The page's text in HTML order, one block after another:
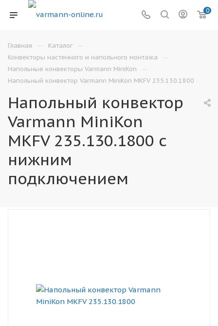
0
Главная — Каталог —
Конвекторы настенного и напольного монтажа —
Напольные конвекторы Varmann MiniKon —
Напольный конвектор Varmann MiniKon MKFV 235.130.1800
Напольный конвектор
Varmann MiniKon
MKFV 235.130.1800 с
нижним
подключением